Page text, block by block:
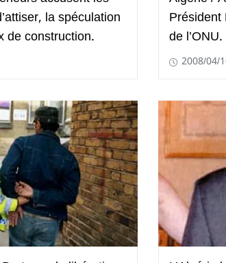
la spéculation
de construction. de l’ONU.
2008/04/